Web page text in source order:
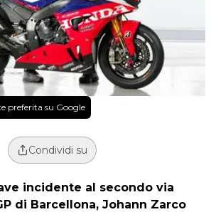
preferita su Google
Condividi su
incidente al secondo via
di Barcellona, Johann Zarco